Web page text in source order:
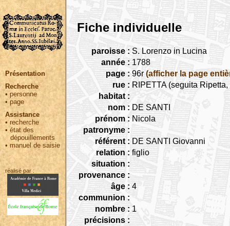
Présentation
Recherche
• personne
•page
Assistance
• recherche
•état des
dépouillements
•manuel de saisie
réalisé par :
Fiche individuelle
paroisse : S. Lorenzo in Lucina
année : 1788
page : 96r (afficher la page
rue : RIPETTA (seguita
habitat :
nom : DE SANTI
prénom : Nicola
patronyme :
référent : DE SANTI Giovanni
relation : figlio
situation :
provenance :
âge : 4
communion :
nombre : 1
précisions :